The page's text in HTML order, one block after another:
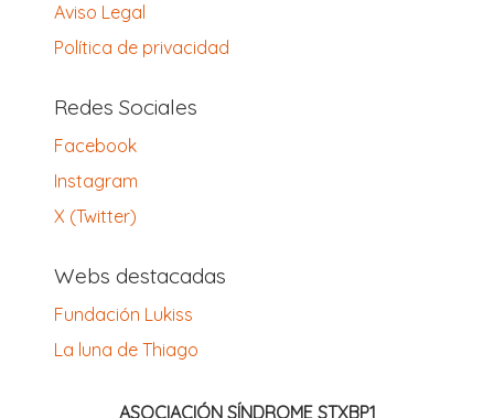
Aviso Legal
Política de privacidad
Redes Sociales
Facebook
Instagram
X (Twitter)
Webs destacadas
Fundación Lukiss
La luna de Thiago
ASOCIACIÓN SÍNDROME STXBP1